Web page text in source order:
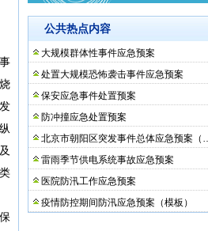
公共热点内容
大规模群体性事件应急预案
处置大规模恐怖袭击事件应急预案
保安应急事件处置预案
防冲撞应急处置预案
北京市朝阳区突发事件总体应急预案（
雷雨季节供电系统事故应急预案
医院防汛工作应急预案
疫情防控期间防汛应急预案（模板）